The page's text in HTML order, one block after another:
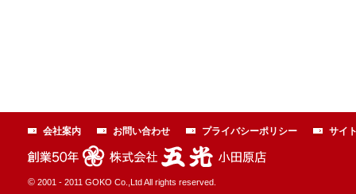
会社案内 お問い合わせ プライバシーポリシー サイ
© 2001 - 2011 GOKO Co.,Ltd All rights reserved.